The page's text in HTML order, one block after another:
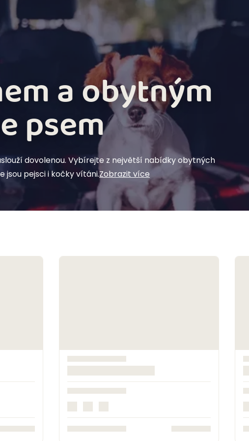
Karavany Pro majitele Podpora
a obytným
psem
dovolenou. Vybírejte z největší nabídky obytných
jsou pejsci i kočky vítáni.Zobrazit více